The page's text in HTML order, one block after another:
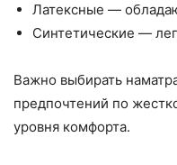
Латексные —
Синтетические —
Важно выбирать
предпочтений по
уровня комфорта.